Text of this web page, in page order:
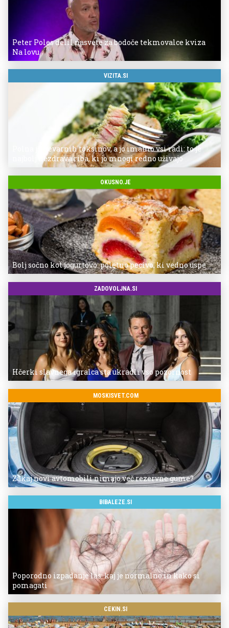
Peter Poles delil nasvete za bodoče tekmovalce kviza
Na lovu
VIZITA.SI
Polna je nevarnih toksinov, a jo imamo vsi radi: to je
najbolj nezdrava riba, ki jo mnogi redno uživajo
OKUSNO.JE
Bolj sočno kot jogurtovo: poletno pecivo, ki vedno uspe
ZADOVOLJNA.SI
Hčerki slavnega igralca sta ukradli vso pozornost
MOSKISVET.COM
Zakaj novi avtomobili nimajo več rezervne gume?
BIBALEZE.SI
Poporodno izpadanje las: kaj je normalno in kako si
pomagati
CEKIN.SI